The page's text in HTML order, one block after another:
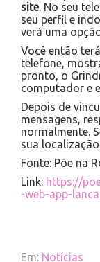
site. No seu
seu perfil e
verá uma
Você então
telefone,
pronto, o
computador e
Depois de
mensagens,
normalmente.
sua
Fonte: Põe na
Link: https://
-web-app-
Em: Notícias